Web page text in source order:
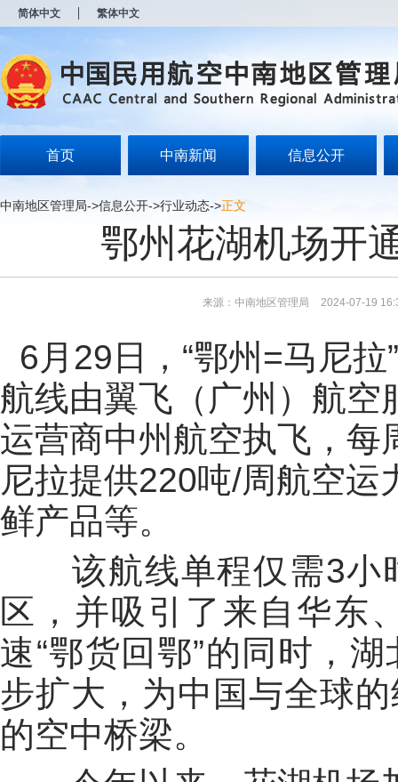
简体中文 繁体中文
首页 中南新闻 信息公开
中南地区管理局->信息公开->行业动态->正文
鄂州花湖机场开
来源：中南地区管理局 2024-07-19
6月29日，“鄂州=马尼
航线由翼飞（广州）航空
运营商中州航空执飞，
尼拉提供220吨/周航空
鲜产品等。
该航线单程仅需3小
区，并吸引了来自华东
速“鄂货回鄂”的同时，
步扩大，为中国与全球
的空中桥梁。
开
无
障
说
按
Alt
键